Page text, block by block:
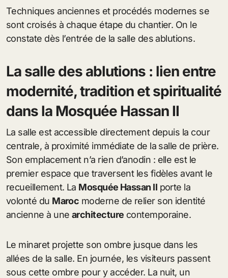
Techniques anciennes et procédés modernes se
sont croisés à chaque étape du chantier. On le
constate dès l’entrée de la salle des ablutions.
La salle des ablutions : lien entre
modernité, tradition et spiritualité
dans la Mosquée Hassan II
La salle est accessible directement depuis la cour
centrale, à proximité immédiate de la salle de prière.
Son emplacement n’a rien d’anodin : elle est le
premier espace que traversent les fidèles avant le
recueillement. La Mosquée Hassan II porte la
volonté du Maroc moderne de relier son identité
ancienne à une architecture contemporaine.
Le minaret projette son ombre jusque dans les
allées de la salle. En journée, les visiteurs passent
sous cette ombre pour y accéder. La nuit, un